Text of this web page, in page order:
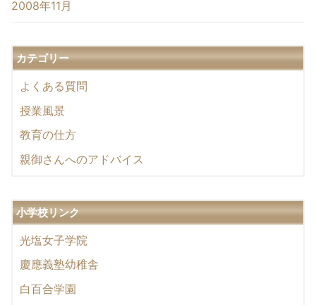
2008年11月
カテゴリー
よくある質問
授業風景
教育の仕方
親御さんへのアドバイス
小学校リンク
光塩女子学院
慶應義塾幼稚舎
白百合学園